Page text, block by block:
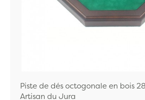
Piste de dés octogonale en bois
Artisan du Jura